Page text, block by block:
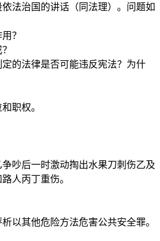
法治国的讲话（同法理）。问题如
？
的法律是否可能违反宪法？为什
职权。
吵后一时激动掏出水果刀刺伤乙及
人丙丁重伤。
以其他危险方法危害公共安全罪。